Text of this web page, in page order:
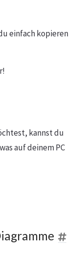
einfach kopieren
kannst du
auf deinem PC